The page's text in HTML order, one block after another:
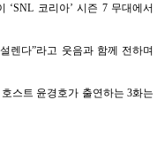
코리아’ 시즌 7 무대에서
렌다”라고 웃음과 함께 전하며
스트 윤경호가 출연하는 3화는